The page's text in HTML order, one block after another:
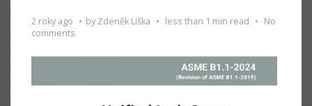
2 roky ago by Zdeněk Liška less than 1 min read
No
comments